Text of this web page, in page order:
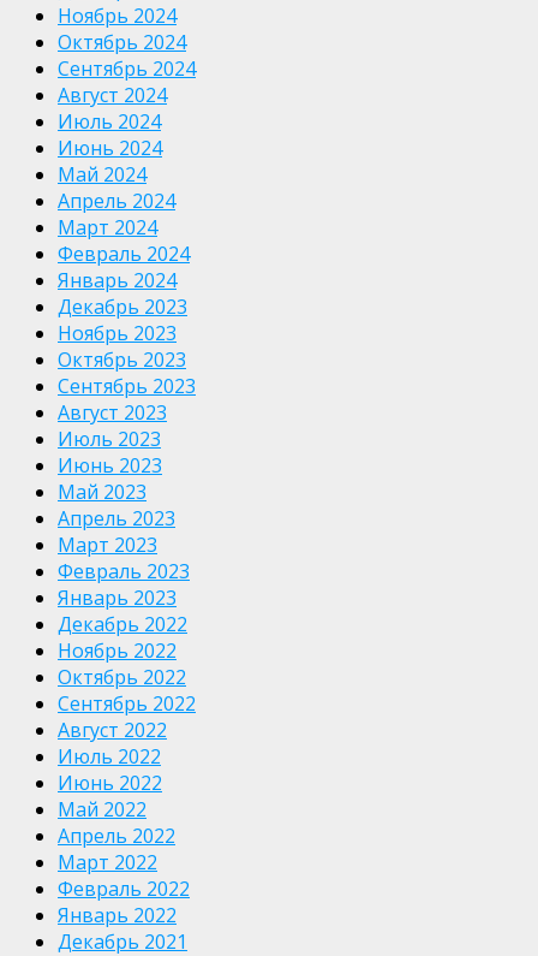
Ноябрь 2024
Октябрь 2024
Сентябрь 2024
Август 2024
Июль 2024
Июнь 2024
Май 2024
Апрель 2024
Март 2024
Февраль 2024
Январь 2024
Декабрь 2023
Ноябрь 2023
Октябрь 2023
Сентябрь 2023
Август 2023
Июль 2023
Июнь 2023
Май 2023
Апрель 2023
Март 2023
Февраль 2023
Январь 2023
Декабрь 2022
Ноябрь 2022
Октябрь 2022
Сентябрь 2022
Август 2022
Июль 2022
Июнь 2022
Май 2022
Апрель 2022
Март 2022
Февраль 2022
Январь 2022
Декабрь 2021